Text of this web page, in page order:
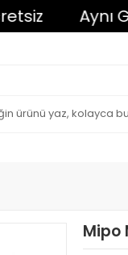
Aynı Gün
Mipo